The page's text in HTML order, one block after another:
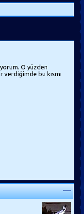
O yüzden
verdiğimde bu kısmı